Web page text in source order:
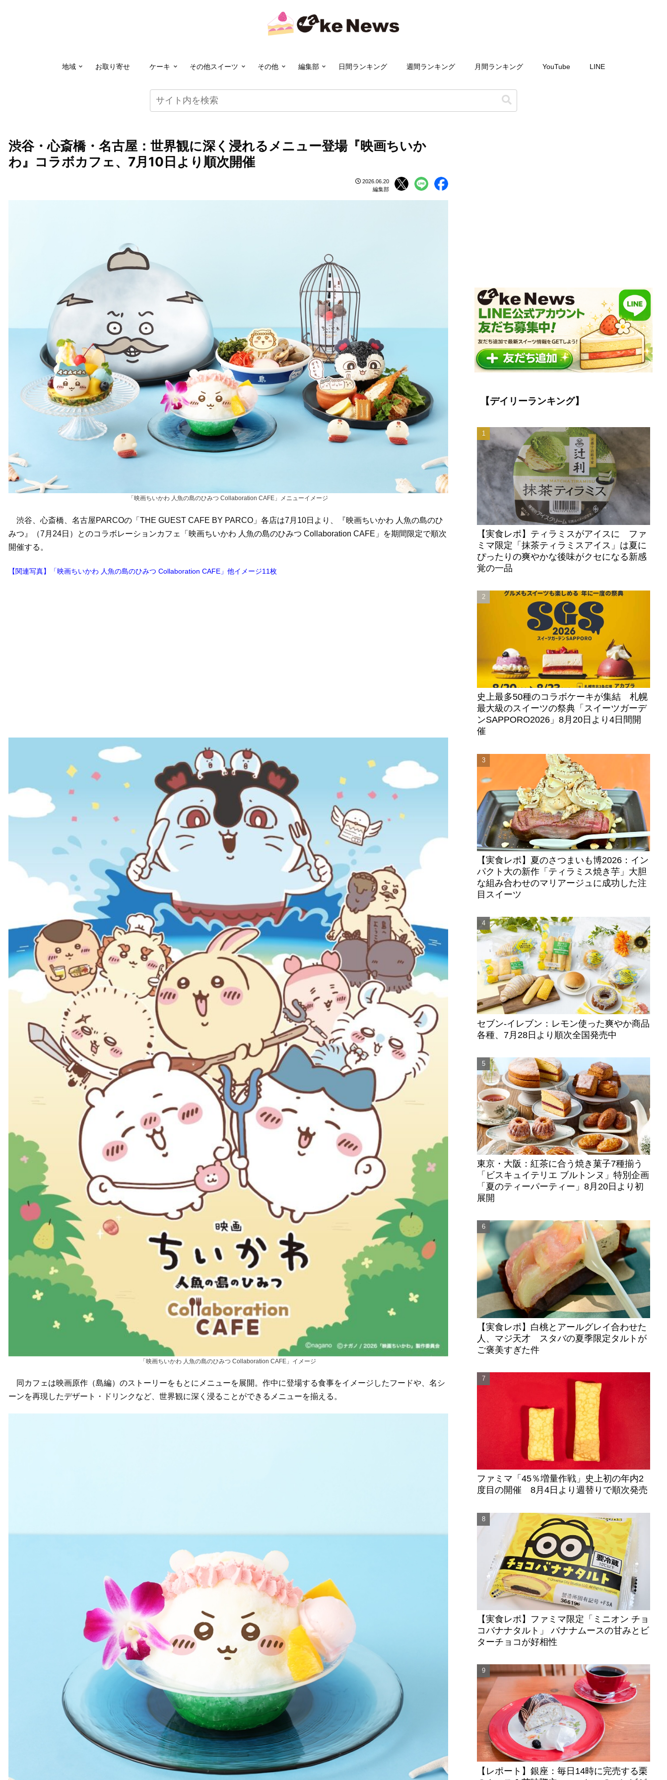
地域 お取り寄せ ケーキ その他スイーツ その他 編集部 日間ランキング 週間ランキング 月間ランキング YouTube LINE
渋谷・心斎橋・名古屋：世界観に深く浸れるメニュー登場『映画ちいか
わ』コラボカフェ、7月10日より順次開催
2026.06.20
編集部
「映画ちいかわ 人魚の島のひみつ Collaboration CAFE」メニューイメージ
渋谷、心斎橋、名古屋PARCOの「THE GUEST CAFE BY PARCO」各店は7月10日より、『映画ちいかわ 人魚の島のひ
みつ』（7月24日）とのコラボレーションカフェ「映画ちいかわ 人魚の島のひみつ Collaboration CAFE」を期間限定で順次
開催する。
【関連写真】「映画ちいかわ 人魚の島のひみつ Collaboration CAFE」他イメージ11枚
「映画ちいかわ 人魚の島のひみつ Collaboration CAFE」イメージ
同カフェは映画原作（島編）のストーリーをもとにメニューを展開。作中に登場する食事をイメージしたフードや、名シ
ーンを再現したデザート・ドリンクなど、世界観に深く浸ることができるメニューを揃える。
【デイリーランキング】
【実食レポ】ティラミスがアイスに ファ
ミマ限定「抹茶ティラミスアイス」は夏に
ぴったりの爽やかな後味がクセになる新感
覚の一品
史上最多50種のコラボケーキが集結 札幌
最大級のスイーツの祭典「スイーツガーデ
ンSAPPORO2026」8月20日より4日間開
催
【実食レポ】夏のさつまいも博2026：イン
パクト大の新作「ティラミス焼き芋」大胆
な組み合わせのマリアージュに成功した注
目スイーツ
セブン‐イレブン：レモン使った爽やか商品
各種、7月28日より順次全国発売中
東京・大阪：紅茶に合う焼き菓子7種揃う
「ビスキュイテリエ ブルトンヌ」特別企画
「夏のティーパーティー」8月20日より初
展開
【実食レポ】白桃とアールグレイ合わせた
人、マジ天才 スタバの夏季限定タルトが
ご褒美すぎた件
ファミマ「45％増量作戦」史上初の年内2
度目の開催 8月4日より週替りで順次発売
【実食レポ】ファミマ限定「ミニオン チョ
コバナナタルト」 バナナムースの甘みとビ
ターチョコが好相性
【レポート】銀座：毎日14時に完売する栗